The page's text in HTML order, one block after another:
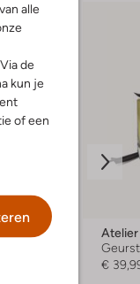
alle
de
kun je
of een
Atelier
€